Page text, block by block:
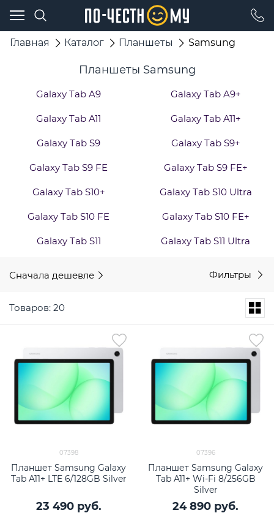
Главная Каталог Планшеты Samsung
Планшеты Samsung
Galaxy Tab A9 Galaxy Tab A9+
Galaxy Tab A11 Galaxy Tab A11+
Galaxy Tab S9 Galaxy Tab S9+
Galaxy Tab S9 FE Galaxy Tab S9 FE+
Galaxy Tab S10+ Galaxy Tab S10 Ultra
Galaxy Tab S10 FE Galaxy Tab S10 FE+
Galaxy Tab S11 Galaxy Tab S11 Ultra
Сначала дешевле Фильтры
Товаров: 20
07398
Планшет Samsung Galaxy
Tab A11+ LTE 6/128GB Silver
23 490 руб.
07396
Планшет Samsung Galaxy
Tab A11+ Wi-Fi 8/256GB
Silver
24 890 руб.